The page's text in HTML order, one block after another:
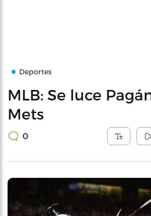
Deportes
MLB: Se luce
Mets
0